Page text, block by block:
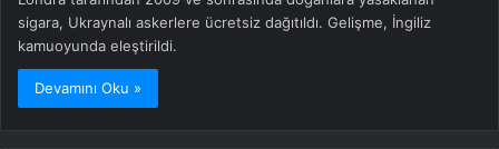
sigara, Ukraynalı askerlere ücretsiz dağıtıldı. Gelişme, İngiliz
kamuoyunda eleştirildi.
Devamını Oku »